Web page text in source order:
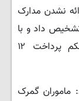
نشدن مدارک
تشخیص داد و با
احتساب ارزش خودروی حامل سوخت، حکم پرداخت ۱۲
ماموران گمرک